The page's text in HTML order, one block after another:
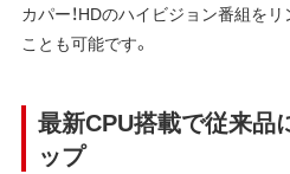
カパー！HDのハイビジョン番組を
ことも可能です。
最新CPU搭載で従来品
ップ